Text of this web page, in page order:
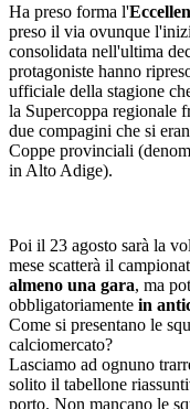
Ha preso forma l'
preso il via ovunque
consolidata nell'ultima
protagoniste hanno
ufficiale della stagione
la Supercoppa regionale
due compagini che si
Coppe provinciali
in Alto Adige).
Poi il 23 agosto sarà la
mese scatterà il
almeno una gara, ma
obbligatoriamente in
Come si presentano le
calciomercato?
Lasciamo ad ognuno
solito il tabellone
porto. Non mancano le